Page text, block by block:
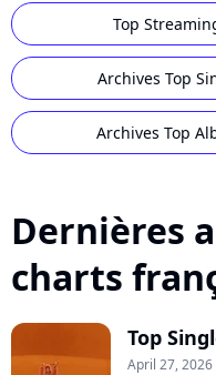
Top
Archives Top
Archives Top
Dernières
charts
Top
April 27, 2026